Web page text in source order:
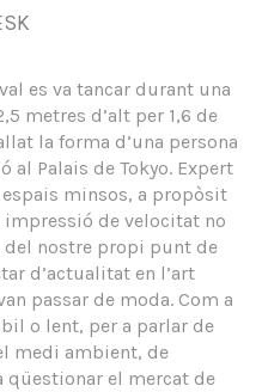
es va tancar durant una
metres d’alt per 1,6 de
la forma d’una persona
al Palais de Tokyo. Expert
minsos, a propòsit
de velocitat no
del nostre propi punt de
d’actualitat en l’art
passar de moda. Com a
o lent, per a parlar de
medi ambient, de
el mercat de